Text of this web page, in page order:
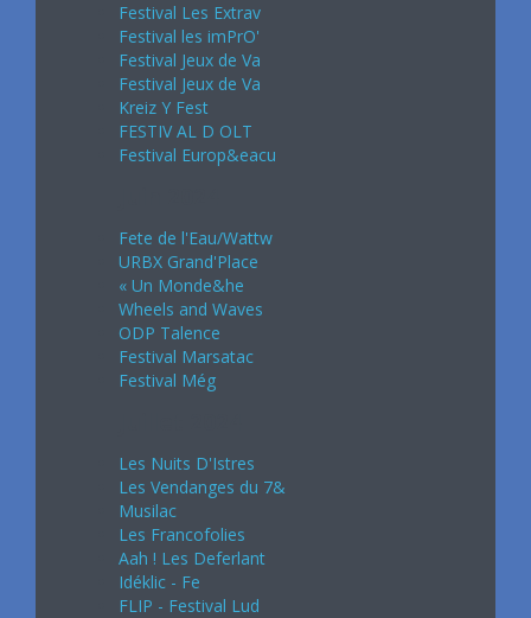
Festival Les Extrav
Festival les imPrO'
Festival Jeux de Va
Festival Jeux de Va
Kreiz Y Fest
FESTIV AL D OLT
Festival Europ&eacu
Fete de l'Eau/Wattw
URBX Grand'Place
« Un Monde&he
Wheels and Waves
ODP Talence
Festival Marsatac
Festival Még
Les Nuits D'Istres
Les Vendanges du 7&
Musilac
Les Francofolies
Aah ! Les Deferlant
Idéklic - Fe
FLIP - Festival Lud